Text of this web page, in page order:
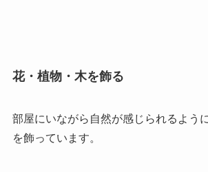
花・植物・木を飾る
部屋にいながら自然が感じられるよう
を飾っています。